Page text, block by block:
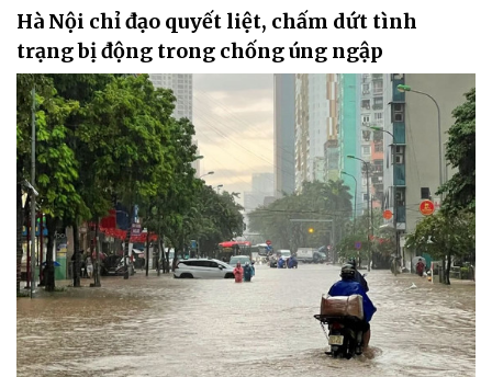
Hà Nội chỉ đạo quyết liệt, chấm dứt tình
trạng bị động trong chống úng ngập